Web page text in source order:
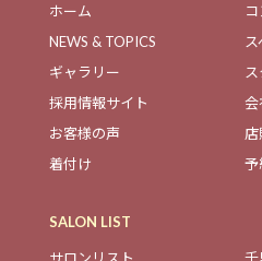
ホーム
NEWS & TOPICS
ギャラリー
採用情報サイト
会
お客様の声
着付け
予
SALON LIST
サロンリスト
千